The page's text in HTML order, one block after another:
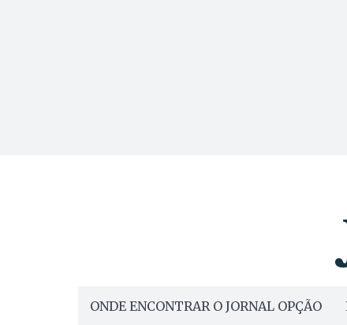
ONDE ENCONTRAR O JORNAL OPÇÃO